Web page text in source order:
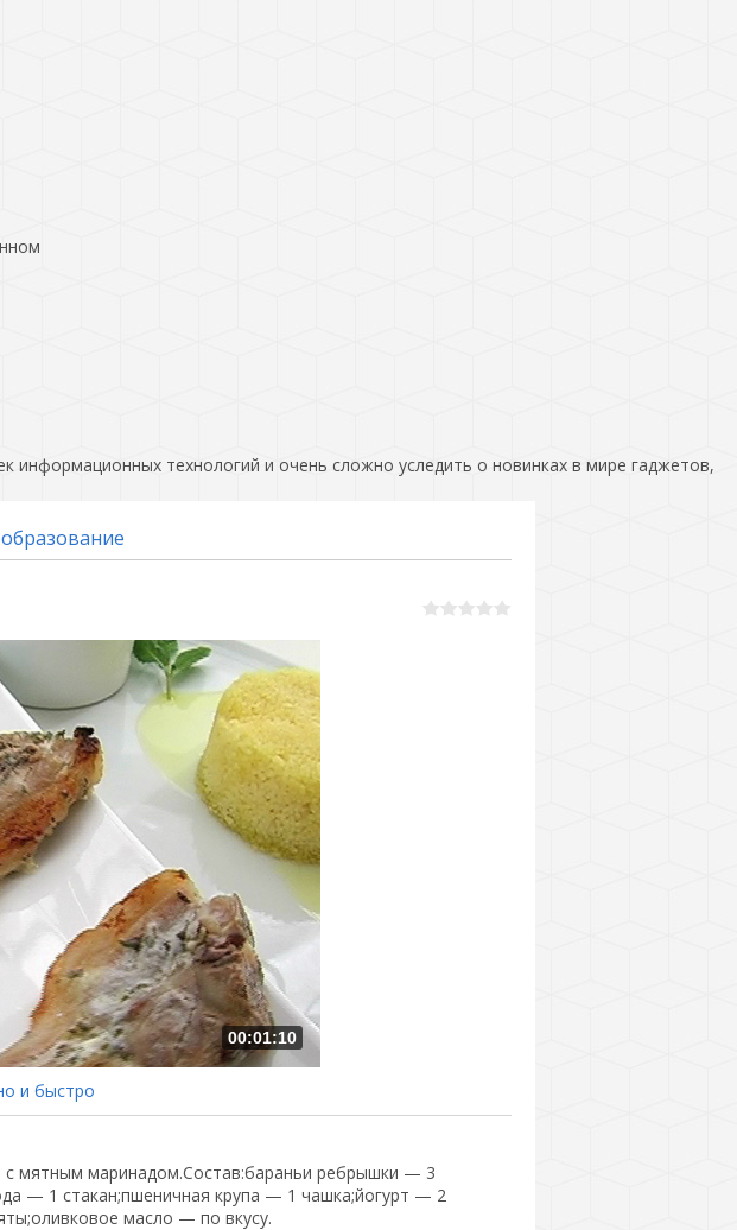
информационных технологий и очень сложно уследить о новинках в мире гаджетов,
00:01:10
и быстро
с мятным маринадом.Состав:бараньи ребрышки — 3
— 1 стакан;пшеничная крупа — 1 чашка;йогурт — 2
масло — по вкусу.